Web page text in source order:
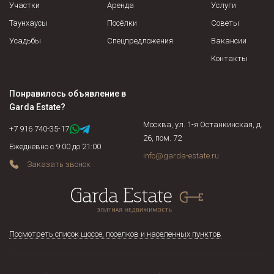
Участки
Таунхаусы
Усадьбы
Аренда
Посёлки
Спецпредложения
Услуги
Советы
Вакансии
Контакты
Понравилось объявление в
Garda Estate?
+7 916 740-35-17
Ежедневно с 9:00 до 21:00
Заказать звонок
Москва, ул. 1-я Останкинская, д.
26, пом. 72
info@garda-estate.ru
Посмотреть список шоссе, поселков и населенных пунктов